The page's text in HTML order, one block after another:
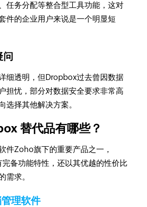
任务分配等整合型工具功能，这对
件的企业用户来说是一个明显短
问
细透明，但Dropbox过去曾因数据
担忧，部分对数据安全要求非常高
选择其他解决方案。
替代品有哪些？
件Zoho旗下的重要产品之一，
备功能特性，还以其优越的性价比
需求。
理软件